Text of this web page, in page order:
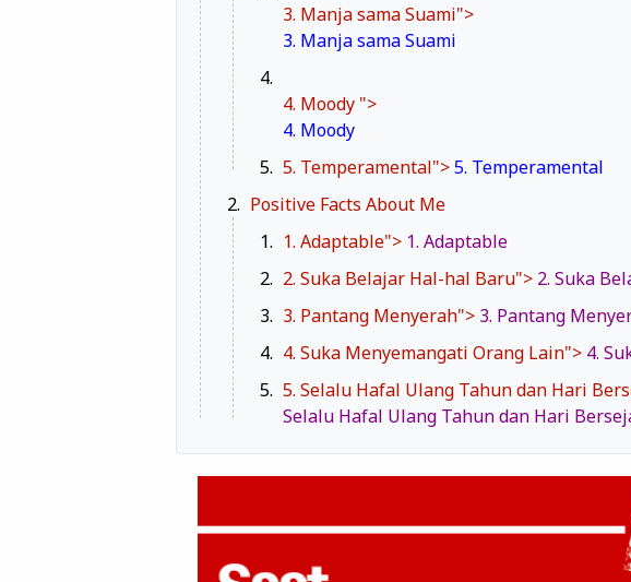
3. Manja sama Suami">
3. Manja sama Suami
4. Moody ">
4. Moody
5. Temperamental">5. Temperamental
Positive Facts About Me
1. Adaptable"> 1. Adaptable
2. Suka Belajar Hal-hal Baru"> 2. Suka
3. Pantang Menyerah"> 3. Pantang
4. Suka Menyemangati Orang Lain"> 4.
5. Selalu Hafal Ulang Tahun dan Hari
Selalu Hafal Ulang Tahun dan Hari